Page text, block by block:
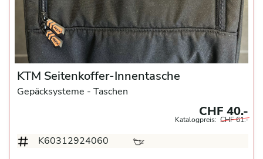
KTM Seitenkoffer-Innentasche
Gepäcksysteme - Taschen
CHF 40.-
Katalogpreis: CHF 61.-
K60312924060